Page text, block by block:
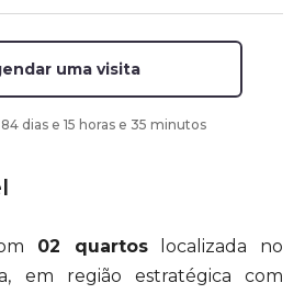
uma visita
84 dias e 15 horas e 35 minutos
02 quartoslocalizada no
em região estratégica com